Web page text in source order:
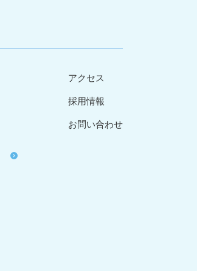
アクセス
採用情報
お問い合わせ